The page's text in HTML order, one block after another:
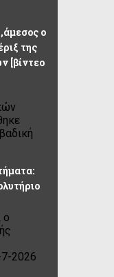
ο
της
[βίντεο
ο
2026